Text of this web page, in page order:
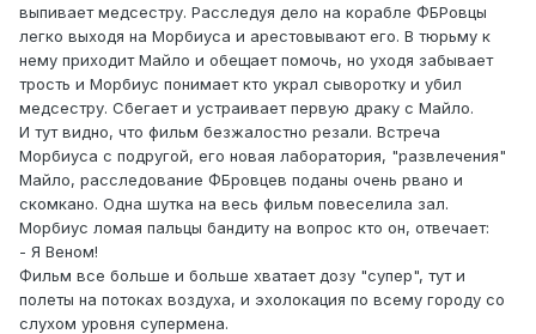
выпивает медсестру. Расследуя дело на корабле ФБРовцы
легко выходя на Морбиуса и арестовывают его. В тюрьму к
нему приходит Майло и обещает помочь, но уходя забывает
трость и Морбиус понимает кто украл сыворотку и убил
медсестру. Сбегает и устраивает первую драку с Майло.
И тут видно, что фильм безжалостно резали. Встреча
Морбиуса с подругой, его новая лаборатория, "развлечения"
Майло, расследование ФБровцев поданы очень рвано и
скомкано. Одна шутка на весь фильм повеселила зал.
Морбиус ломая пальцы бандиту на вопрос кто он, отвечает:
- Я Веном!
Фильм все больше и больше хватает дозу "супер", тут и
полеты на потоках воздуха, и эхолокация по всему городу со
слухом уровня супермена.